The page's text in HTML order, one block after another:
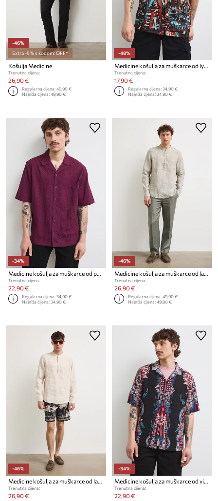
-46%
Extra -5% s kodom: OFF*
Košulja Medicine
Trenutna cijena:
26,90 €
Regularna cijena:49,90 €
Najniža cijena:49,90 €
-48%
Trenutna cijena:
17,90 €
Regularna cijena:34,90 €
Najniža cijena:34,90 €
-34%
Medicine košulja za muškarce od pamuka
Trenutna cijena:
22,90 €
Regularna cijena:34,90 €
Najniža cijena:34,90 €
-46%
Medicine košulja za muškarce od lana
Trenutna cijena:
26,90 €
Regularna cijena:49,90 €
Najniža cijena:49,90 €
-46%
Medicine košulja za muškarce od lana
Trenutna cijena:
26,90 €
-34%
Medicine košulja za muškarce od viskoze
Trenutna cijena:
22,90 €